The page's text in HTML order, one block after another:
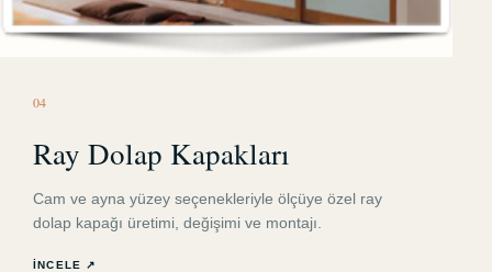
04
Ray Dolap Kapakları
Cam ve ayna yüzey seçenekleriyle ölçüye özel ray
dolap kapağı üretimi, değişimi ve montajı.
İNCELE ↗